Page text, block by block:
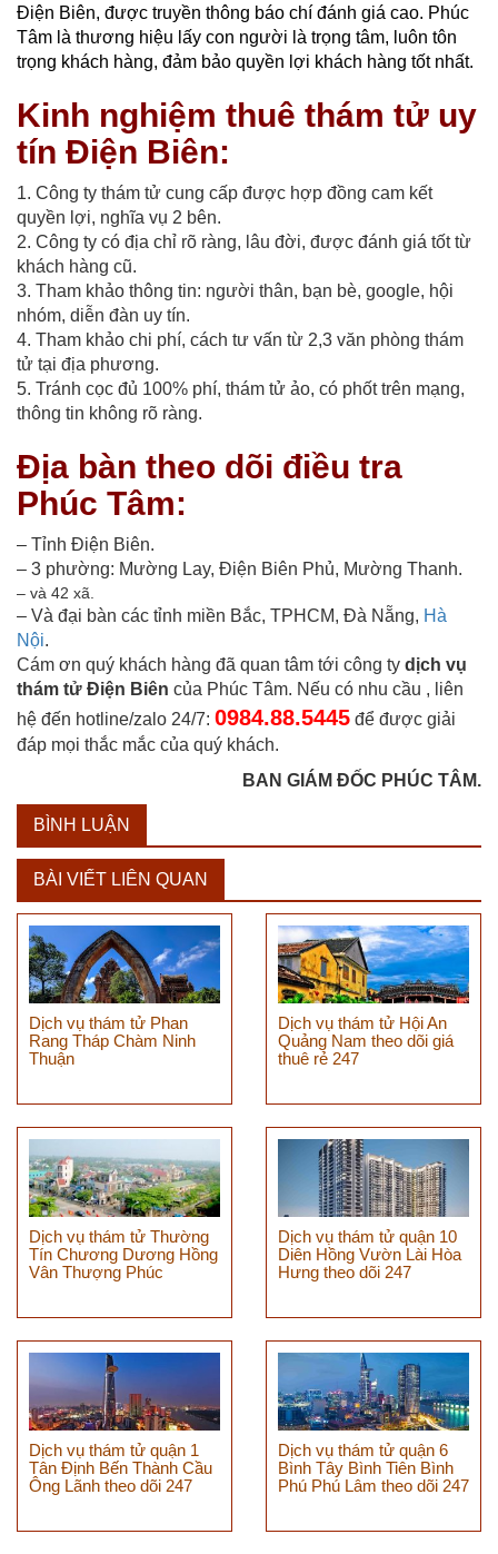
Điện Biên, được truyền thông báo chí đánh giá cao. Phúc
Tâm là thương hiệu lấy con người là trọng tâm, luôn tôn
trọng khách hàng, đảm bảo quyền lợi khách hàng tốt nhất.
Kinh nghiệm thuê thám tử uy
tín Điện Biên:
1. Công ty thám tử cung cấp được hợp đồng cam kết
quyền lợi, nghĩa vụ 2 bên.
2. Công ty có địa chỉ rõ ràng, lâu đời, được đánh giá tốt từ
khách hàng cũ.
3. Tham khảo thông tin: người thân, bạn bè, google, hội
nhóm, diễn đàn uy tín.
4. Tham khảo chi phí, cách tư vấn từ 2,3 văn phòng thám
tử tại địa phương.
5. Tránh cọc đủ 100% phí, thám tử ảo, có phốt trên mạng,
thông tin không rõ ràng.
Địa bàn theo dõi điều tra
Phúc Tâm:
– Tỉnh Điện Biên.
– 3 phường: Mường Lay, Điện Biên Phủ, Mường Thanh.
– và 42 xã.
– Và đại bàn các tỉnh miền Bắc, TPHCM, Đà Nẵng, Hà
Nội.
Cám ơn quý khách hàng đã quan tâm tới công ty dịch vụ
thám tử Điện Biên của Phúc Tâm. Nếu có nhu cầu , liên
hệ đến hotline/zalo 24/7: 0984.88.5445 để được giải
đáp mọi thắc mắc của quý khách.
BAN GIÁM ĐỐC PHÚC TÂM.
BÌNH LUẬN
BÀI VIẾT LIÊN QUAN
Dịch vụ thám tử Phan
Rang Tháp Chàm Ninh
Thuận
Dịch vụ thám tử Hội An
Quảng Nam theo dõi giá
thuê rẻ 247
Dịch vụ thám tử Thường
Tín Chương Dương Hồng
Vân Thượng Phúc
Dịch vụ thám tử quận 10
Diên Hồng Vườn Lài Hòa
Hưng theo dõi 247
Dịch vụ thám tử quận 1
Tân Định Bến Thành Cầu
Ông Lãnh theo dõi 247
Dịch vụ thám tử quận 6
Bình Tây Bình Tiên Bình
Phú Phú Lâm theo dõi 247